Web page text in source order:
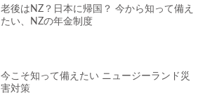
老後はNZ？日本に帰国？ 今から知って備え
たい、NZの年金制度
今こそ知って備えたい ニュージーランド災
害対策